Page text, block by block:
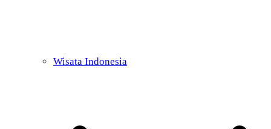
Wisata Indonesia